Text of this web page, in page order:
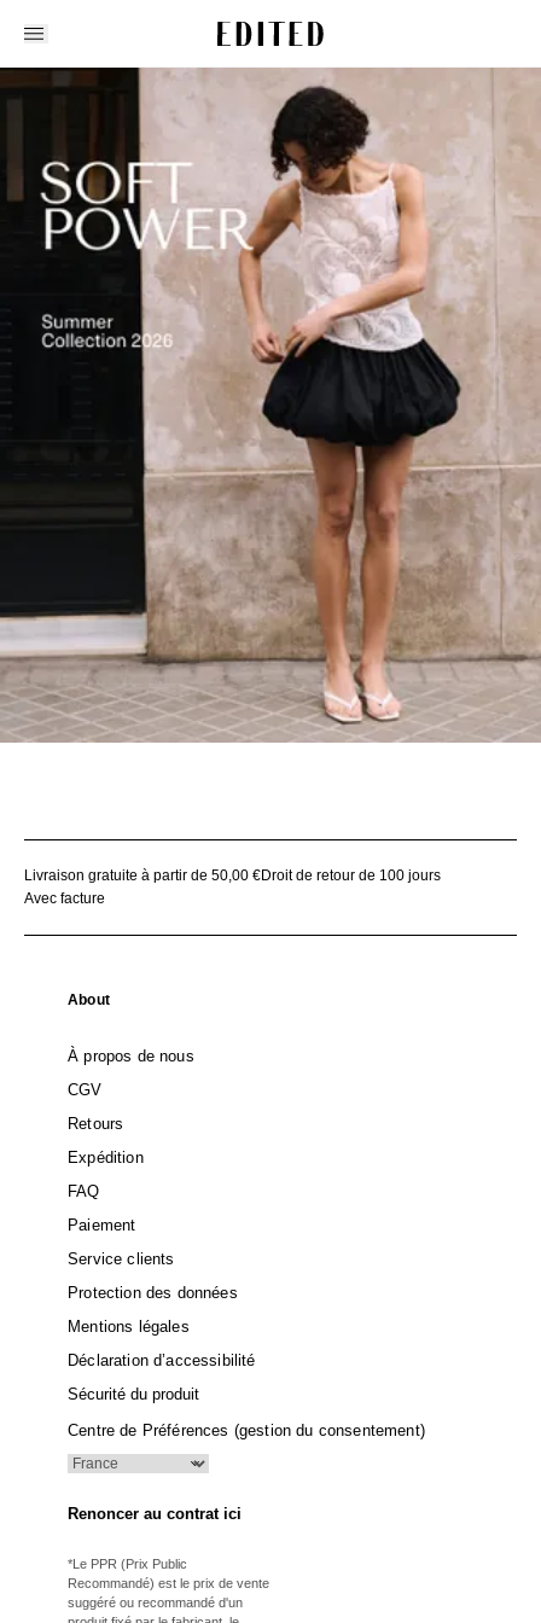
Livraison gratuite à partir de 50,00 €Droit de retour de 100 jours
Avec facture
About
À propos de nous
CGV
Retours
Expédition
FAQ
Paiement
Service clients
Protection des données
Mentions légales
Déclaration d’accessibilité
Sécurité du produit
Centre de Préférences (gestion du consentement)
Renoncer au contrat ici
*Le PPR (Prix Public
Recommandé) est le prix de vente
suggéré ou recommandé d'un